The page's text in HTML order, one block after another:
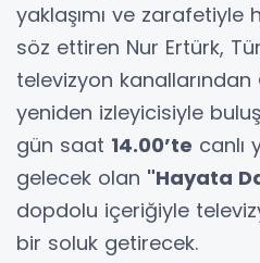
yaklaşımı ve zarafetiyle
söz ettiren Nur Ertürk,
televizyon kanallarından
yeniden izleyicisiyle
gün saat 14.00’te canlı
gelecek olan "Hayata
dopdolu içeriğiyle
bir soluk getirecek.